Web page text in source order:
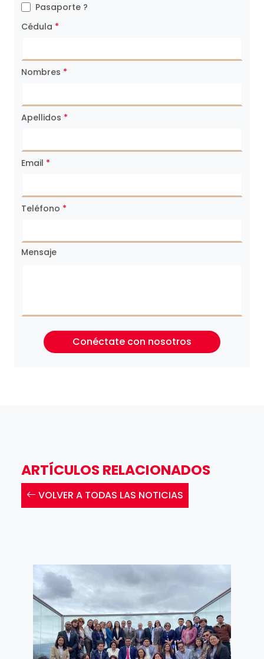
Pasaporte ?
Cédula *
Nombres *
Apellidos *
Email *
Teléfono *
Mensaje
Conéctate con nosotros
ARTÍCULOS RELACIONADOS
VOLVER A TODAS LAS NOTICIAS